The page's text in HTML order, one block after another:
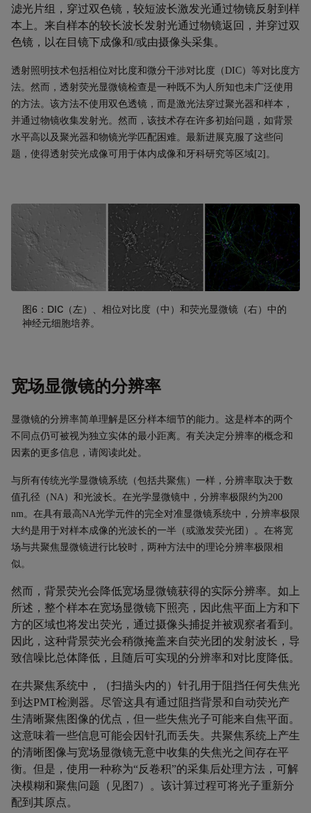
滤光片组，穿过双色镜，较短波长激发光通过物镜反射到样
本上。来自样本的较长波长发射光通过物镜返回，并穿过双
色镜，以在目镜下成像和/或由摄像头采集。
透射照明技术包括相位对比度和微分干涉对比度（DIC）等对比度方
法。然而，透射荧光显微镜检查是一种既不为人所知也未广泛使用
的方法。该方法不使用双色透镜，而是激光法穿过聚光器和样本，
并通过物镜收集发射光。然而，该技术存在许多初始问题，如背景
水平高以及聚光器和物镜光学匹配困难。最新进展克服了这些问
题，使得透射荧光成像可用于体内成像和牙科研究等区域[2] 。
图6：DIC（左）、相位对比度（中）和荧光显微镜（右）中的
神经元细胞培养。
宽场显微镜的分辨率
显微镜的分辨率简单理解是区分样本细节的能力。这是样本的两个
不同点仍可被视为独立实体的最小距离。有关决定分辨率的概念和
因素的更多信息，请阅读此处 。
与所有传统光学显微镜系统（包括共聚焦）一样，分辨率取决于数
值孔径（NA ）和光波长。在光学显微镜中，分辨率极限约为200
nm 。在具有最高NA光学元件的完全对准显微镜系统中，分辨率极限
大约是用于对样本成像的光波长的一半（或激发荧光团）。在将宽
场与共聚焦显微镜进行比较时，两种方法中的理论分辨率极限相
似。
然而，背景荧光会降低宽场显微镜获得的实际分辨率。如上
所述，整个样本在宽场显微镜下照亮，因此焦平面上方和下
方的区域也将发出荧光，通过摄像头捕捉并被观察者看到。
因此，这种背景荧光会稍微掩盖来自荧光团的发射波长，导
致信噪比总体降低，且随后可实现的分辨率和对比度降低。
在共聚焦系统中，（扫描头内的） 针孔用于阻挡任何失焦光
到达PMT检测器。尽管这具有通过阻挡背景和自动荧光产
生清晰聚焦图像的优点，但一些失焦光子可能来自焦平面。
这意味着一些信息可能会因针孔而丢失。共聚焦系统上产生
的清晰图像与宽场显微镜无意中收集的失焦光之间存在平
衡。但是，使用一种称为“反卷积”的采集后处理方法，可解
决模糊和聚焦问题（见图 7）。该计算过程可将光子重新分
配到其原点。